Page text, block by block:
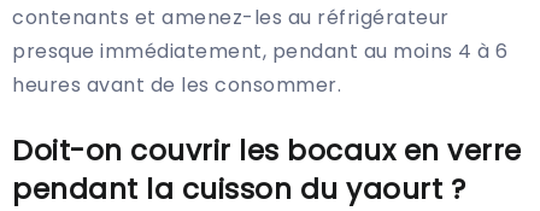
contenants et amenez-les au réfrigérateur
presque immédiatement, pendant au moins 4 à 6
heures avant de les consommer.
Doit-on couvrir les bocaux en verre
pendant la cuisson du yaourt ?